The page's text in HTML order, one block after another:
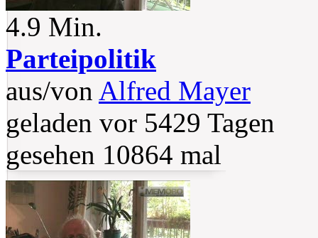
4.9 Min.
Parteipolitik
aus/von Alfred Mayer
geladen vor 5429 Tagen
gesehen 10864 mal